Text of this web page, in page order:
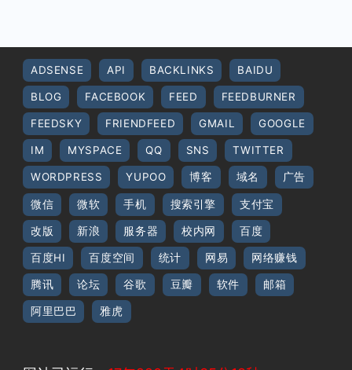
ADSENSE API BACKLINKS BAIDU
BLOG FACEBOOK FEED FEEDBURNER
FEEDSKY FRIENDFEED GMAIL GOOGLE
IM MYSPACE QQ SNS TWITTER
WORDPRESS YUPOO 博客 域名 广告
微信 微软 手机 搜索引擎 支付宝
改版 新浪 服务器 校内网 百度
百度HI 百度空间 统计 网易 网络赚钱
腾讯 论坛 谷歌 豆瓣 软件 邮箱
阿里巴巴 雅虎